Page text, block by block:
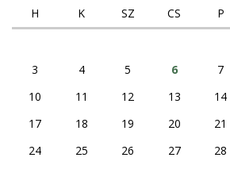
H
K SZ CS P
3
4 5 6 7
10
11 12 13 14
17
18 19 20 21
24
25 26 27 28